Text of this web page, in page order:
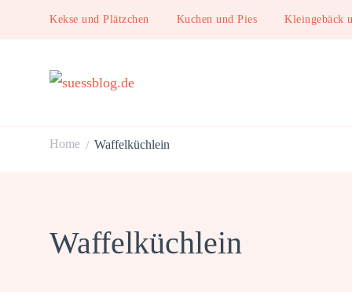
Kekse und Plätzchen Kuchen und Pies Kleingebäck
Home / Waffelküchlein
Waffelküchlein